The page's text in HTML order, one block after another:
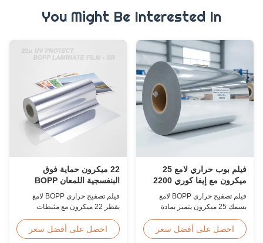
You Might Be Interested In
فيلم بوب حراري لامع 25
ميكرون مع إيفا كوري 2200
مم
فيلم تصفيح حراري BOPP لامع
بسمك 25 ميكرون يتميز بمادة
2200 مم، قوة شد عالية ≥150
ميجاباسكال، مثالي لحماية
احصل على أفضل سعر
22 ميكرون حماية فوق
البنفسجية اللمعان BOPP
المصفوفة فيلم مقاوم للخدش
فيلم تصفيح حراري BOPP لامع
بقطر 22 ميكرون مع مثبطات
وطلاء صلب مقاوم للخدش، وعرض
2000 مم، ووضوح بصري ≥92%،
احصل على أفضل سعر